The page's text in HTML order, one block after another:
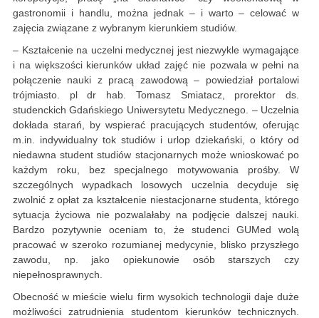
gastronomii i handlu, można jednak – i warto – celować w
zajęcia związane z wybranym kierunkiem studiów.
– Kształcenie na uczelni medycznej jest niezwykle wymagające
i na większości kierunków układ zajęć nie pozwala w pełni na
połączenie nauki z pracą zawodową – powiedział portalowi
trójmiasto. pl dr hab. Tomasz Smiatacz, prorektor ds.
studenckich Gdańskiego Uniwersytetu Medycznego. – Uczelnia
dokłada starań, by wspierać pracujących studentów, oferując
m.in. indywidualny tok studiów i urlop dziekański, o który od
niedawna student studiów stacjonarnych może wnioskować po
każdym roku, bez specjalnego motywowania prośby. W
szczególnych wypadkach losowych uczelnia decyduje się
zwolnić z opłat za kształcenie niestacjonarne studenta, którego
sytuacja życiowa nie pozwalałaby na podjęcie dalszej nauki.
Bardzo pozytywnie oceniam to, że studenci GUMed wolą
pracować w szeroko rozumianej medycynie, blisko przyszłego
zawodu, np. jako opiekunowie osób starszych czy
niepełnosprawnych.
Obecność w mieście wielu firm wysokich technologii daje duże
możliwości zatrudnienia studentom kierunków technicznych.